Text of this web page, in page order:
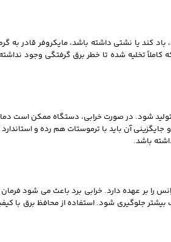
کند یا نشتی داشته باشد، مایکروفر قادر به
تخلیه شده تا خطر برق گرفتگی وجود
شود. در صورت خرابی، دستگاه ممکن است
آن باید با ترموستات هم‌ رده و
باشد.
بر عهده دارد. خرابی برد باعث می‌ شود فرمان
جلوگیری شود. استفاده از محافظ برق با